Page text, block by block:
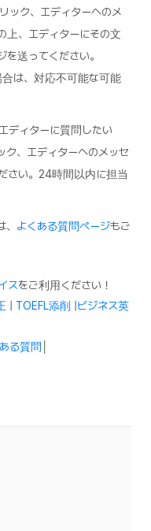
ック、エディターへのメ
上、エディターにその文
送ってください。
は、対応不可能な可能
ディターに質問したい
、エディターへのメッセ
さい。24時間以内に担当
よくある質問ページもご
スをご利用ください！
| TOEFL添削 |ビジネス英
る質問